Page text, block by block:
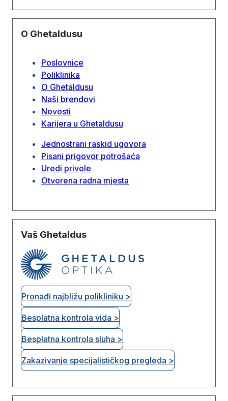
O Ghetaldusu
Poslovnice
Poliklinika
O Ghetaldusu
Naši brendovi
Novosti
Karijera u Ghetaldusu
Jednostrani raskid ugovora
Pisani prigovor potrošaća
Uredi privole
Otvorena radna mjesta
Vaš Ghetaldus
Pronađi najbližu polikliniku >
Besplatna kontrola vida >
Besplatna kontrola sluha >
Zakazivanje specijalističkog pregleda >